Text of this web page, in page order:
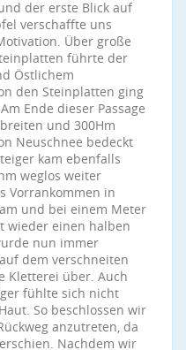
der erste Blick auf
verschaffte uns
Über große
führte der
Östlichem
den Steinplatten ging
Ende dieser Passage
und 300Hm
Neuschnee bedeckt
kam ebenfalls
weglos weiter
Vorrankommen in
und bei einem Meter
wieder einen halben
nun immer
dem verschneiten
Kletterei über. Auch
fühlte sich nicht
So beschlossen wir
anzutreten, da
Nachdem wir